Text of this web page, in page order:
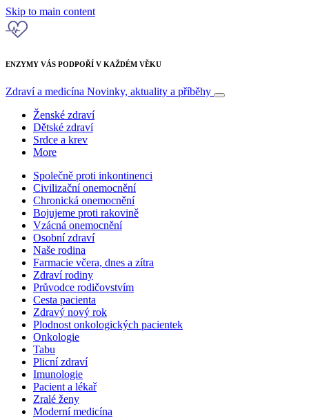
Skip to main content
ENZYMY VÁS PODPOŘÍ V KAŽDÉM VĚKU
Zdraví a medicína Novinky, aktuality a příběhy
Ženské zdraví
Dětské zdraví
Srdce a krev
More
Společně proti inkontinenci
Civilizační onemocnění
Chronická onemocnění
Bojujeme proti rakovině
Vzácná onemocnění
Osobní zdraví
Naše rodina
Farmacie včera, dnes a zítra
Zdraví rodiny
Průvodce rodičovstvím
Cesta pacienta
Zdravý nový rok
Plodnost onkologických pacientek
Onkologie
Tabu
Plicní zdraví
Imunologie
Pacient a lékař
Zralé ženy
Moderní medicína